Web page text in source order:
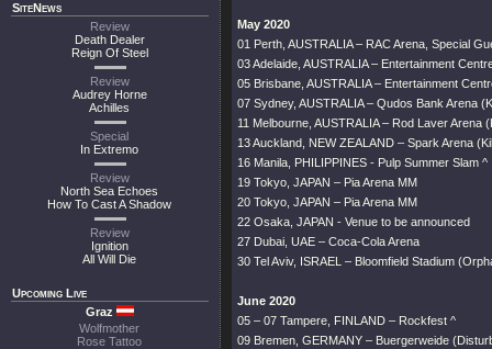
SiteNews
Review
Death Dealer
Reign Of Steel
Review
Audrey Horne
Achilles
Special
In Extremo
Review
North Sea Echoes
How To Cast A Shadow
Review
Ignition
All Will Die
Upcoming Live
Graz
Wolfmother
Rose Tattoo
May 2020
01 Perth, AUSTRALIA – RAC Arena, Special
03 Adelaide, AUSTRALIA – Entertainment
05 Brisbane, AUSTRALIA – Entertainment
07 Sydney, AUSTRALIA – Qudos Bank Arena
11 Melbourne, AUSTRALIA – Rod Laver Arena
13 Auckland, NEW ZEALAND – Spark Arena
16 Manila, PHILIPPINES - Pulp Summer Slam ^
19 Tokyo, JAPAN – Pia Arena MM
20 Tokyo, JAPAN – Pia Arena MM
22 Osaka, JAPAN - Venue to be announced
27 Dubai, UAE – Coca-Cola Arena
30 Tel Aviv, ISRAEL – Bloomfield Stadium
June 2020
05 – 07 Tampere, FINLAND – Rockfest ^
09 Bremen, GERMANY – Buergerweide